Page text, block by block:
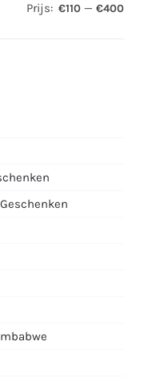
Prijs: €110 — €400